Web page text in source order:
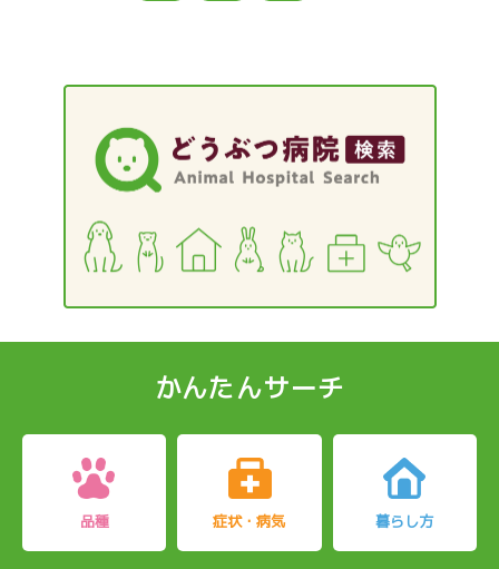
ト
ー
ジ
かんたんサーチ
品種 症状・病気 暮らし方